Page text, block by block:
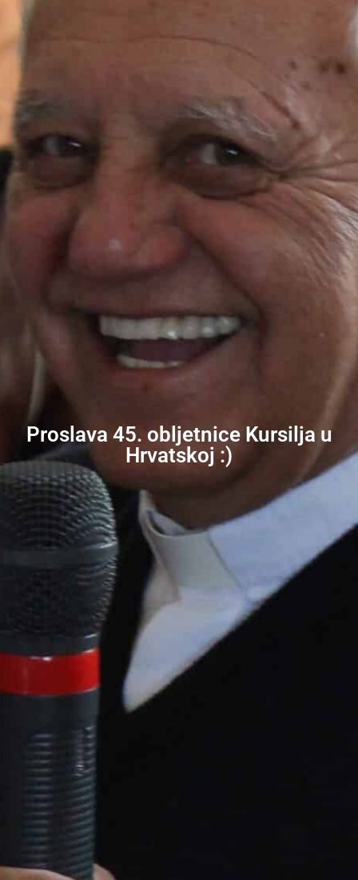
Proslava 45. obljetnice Kursilja u
Hrvatskoj :)